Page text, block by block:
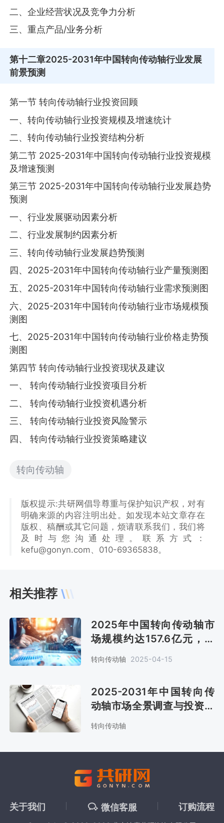
二、企业经营状况及竞争力分析
三、重点产品/业务分析
第十二章2025-2031年中国转向传动轴行业发展
前景预测
第一节 转向传动轴行业投资回顾
一、转向传动轴行业投资规模及增速统计
二、转向传动轴行业投资结构分析
第二节 2025-2031年中国转向传动轴行业投资规模
及增速预测
第三节 2025-2031年中国转向传动轴行业发展趋势
预测
一、行业发展驱动因素分析
二、行业发展制约因素分析
三、转向传动轴行业发展趋势预测
四、2025-2031年中国转向传动轴行业产量预测图
五、2025-2031年中国转向传动轴行业需求预测图
六、2025-2031年中国转向传动轴行业市场规模预
测图
七、2025-2031年中国转向传动轴行业价格走势预
测图
第四节 转向传动轴行业投资现状及建议
一、 转向传动轴行业投资项目分析
二、 转向传动轴行业投资机遇分析
三、 转向传动轴行业投资风险警示
四、 转向传动轴行业投资策略建议
转向传动轴
版权提示:共研网倡导尊重与保护知识产权，对有
明确来源的内容注明出处。如发现本站文章存在
版权、稿酬或其它问题，烦请联系我们，我们将
及时与您沟通处理。联系方式：
kefu@gonyn.com、010-69365838。
相关推荐
2025年中国转向传动轴市
场规模约达157.6亿元，向
转向传动轴 2025-04-15
2025-2031年中国转向传
动轴市场全景调查与投资战
略报告
转向传动轴
关于我们 微信客服 订购流程